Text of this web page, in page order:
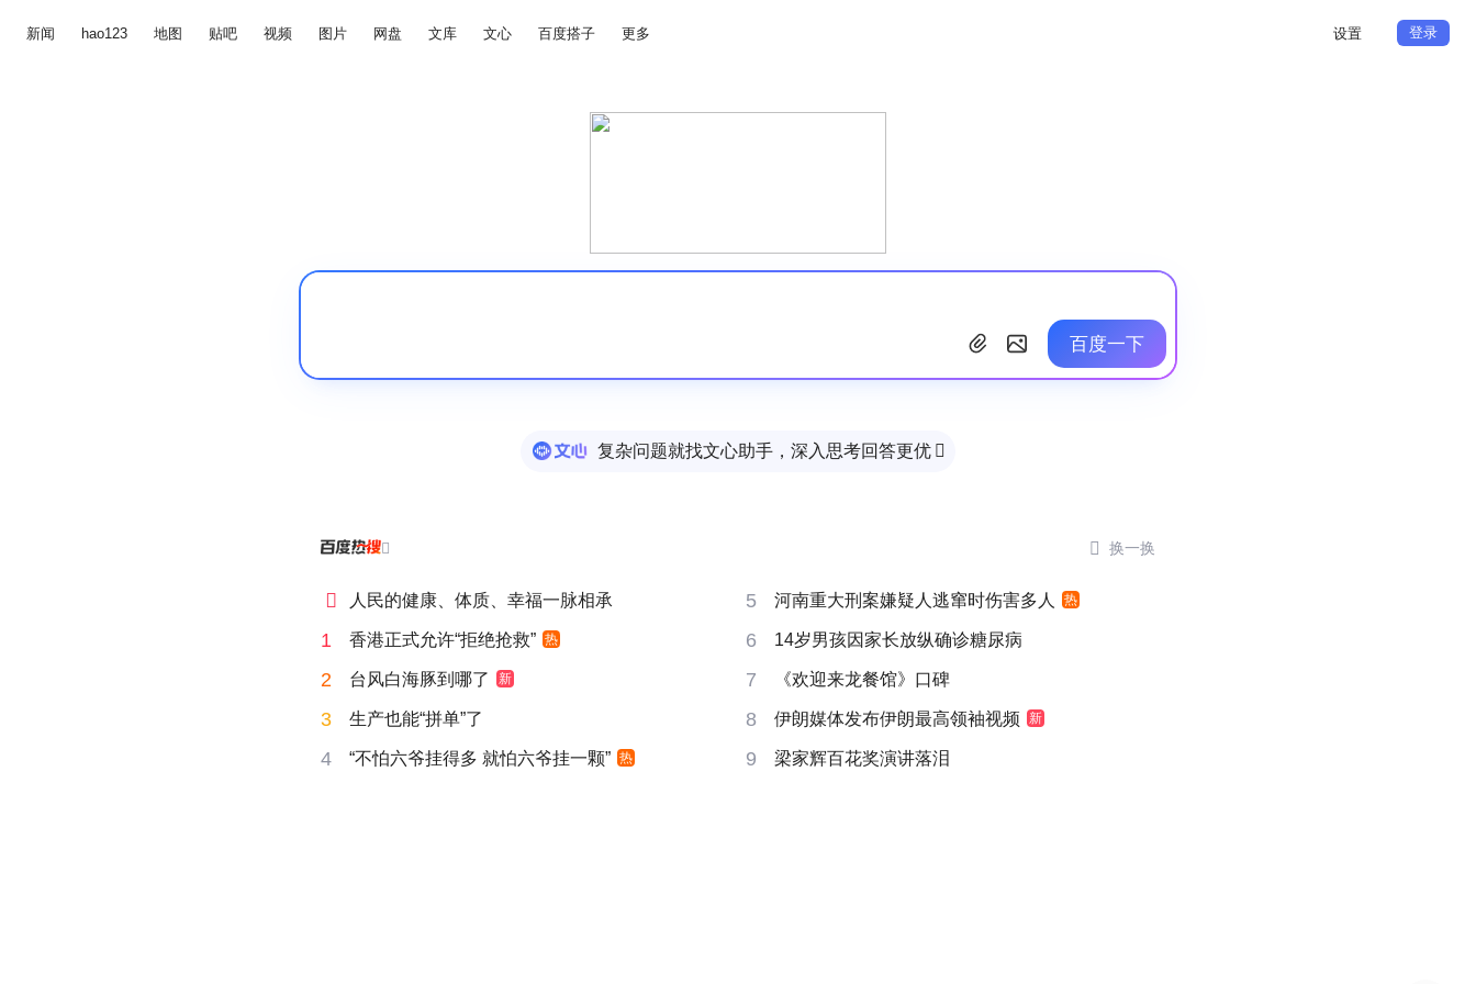
新闻 hao123 地图 贴吧 视频 图片 网盘 文库 文心 百度搭子 更多 设置 登录
百度一下
复杂问题就找文心助手，深入思考回答更优 
  换一换
 人民的健康、体质、幸福一脉相承 5 河南重大刑案嫌疑人逃窜时伤害多人 热
1 香港正式允许“拒绝抢救” 热 6 14岁男孩因家长放纵确诊糖尿病
2 台风白海豚到哪了 新 7 《欢迎来龙餐馆》口碑
3 生产也能“拼单”了 8 伊朗媒体发布伊朗最高领袖视频 新
4 “不怕六爷挂得多 就怕六爷挂一颗” 热 9 梁家辉百花奖演讲落泪